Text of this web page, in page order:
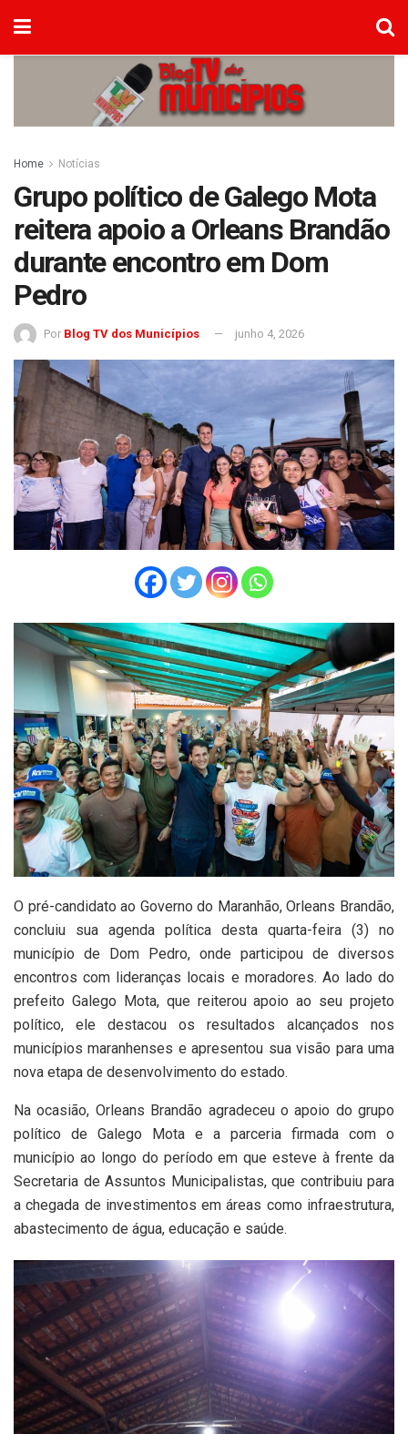
Home Notícias
Grupo político de Galego Mota
reitera apoio a Orleans Brandão
durante encontro em Dom
Pedro
Por Blog TV dos Municípios junho 4, 2026
O pré-candidato ao Governo do Maranhão, Orleans Brandão,
concluiu sua agenda política desta quarta-feira (3) no
município de Dom Pedro, onde participou de diversos
encontros com lideranças locais e moradores. Ao lado do
prefeito Galego Mota, que reiterou apoio ao seu projeto
político, ele destacou os resultados alcançados nos
municípios maranhenses e apresentou sua visão para uma
nova etapa de desenvolvimento do estado.
Na ocasião, Orleans Brandão agradeceu o apoio do grupo
político de Galego Mota e a parceria firmada com o
município ao longo do período em que esteve à frente da
Secretaria de Assuntos Municipalistas, que contribuiu para
a chegada de investimentos em áreas como infraestrutura,
abastecimento de água, educação e saúde.